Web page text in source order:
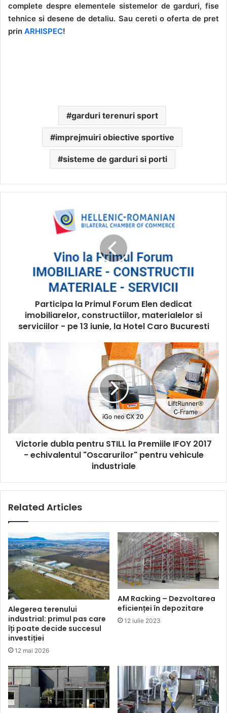
complete despre elementele sistemelor de garduri, fise
tehnice si desene de detaliu. Sau cereti o oferta de pret
prin ARHISPEC!
garduri terenuri sport
imprejmuiri obiective sportive
sisteme de garduri si porti
imobiliarelor,
constructiilor,
serviciilor
13
la
Hotel
Bucuresti
Participa la Primul Forum Elen dedicat
imobiliarelor, constructiilor, materialelor si
serviciilor - pe 13 iunie, la Hotel Caro Bucuresti
Victorie
dubla
pentru
Premiile
2017
-
echivalentul
"Oscarurilor"
industriale
Victorie dubla pentru STILL la Premiile IFOY 2017
- echivalentul "Oscarurilor" pentru vehicule
industriale
Related Articles
Alegerea terenului
industrial: primul pas care
îți poate decide succesul
investiției
12 mai 2026
AM Racking – Dezvoltarea
eficienței în depozitare
12 iulie 2023